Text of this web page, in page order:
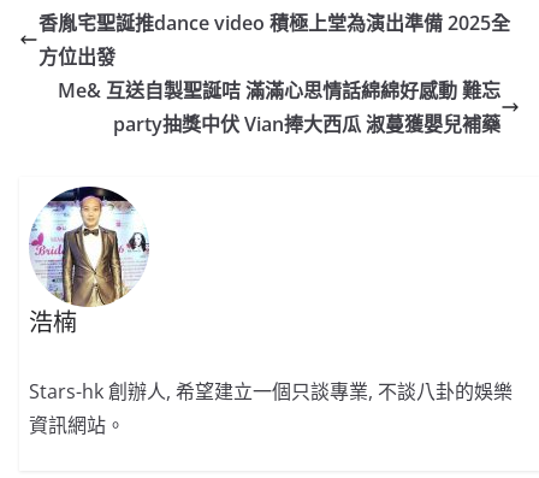
e
b
o
W
b
o
s
p
p
h er l y
n
k
香胤宅聖誕推dance video 積極上堂為演出準備 2025全
方位出發
Me& 互送自製聖誕咭 滿滿心思情話綿綿好感動 難忘
party抽獎中伏 Vian捧大西瓜 淑蔓獲嬰兒補藥
浩楠
Stars-hk 創辦人, 希望建立一個只談專業, 不談八卦的娛樂
資訊網站。